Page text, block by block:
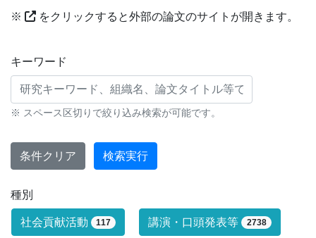
※ をクリックすると外部の論文のサイトが開きます。
研究業績に対する検索条件
キーワード
※ スペース区切りで絞り込み検索が可能です。
条件クリア 検索実行
種別
研究業績タイプによる絞り込み条件で
社会貢献活動 117 講演・口頭発表等 2738